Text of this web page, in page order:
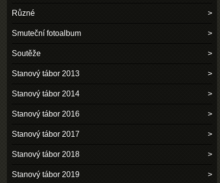
Různé
Smuteční fotoalbum
Soutěže
Stanový tábor 2013
Stanový tábor 2014
Stanový tábor 2016
Stanový tábor 2017
Stanový tábor 2018
Stanový tábor 2019